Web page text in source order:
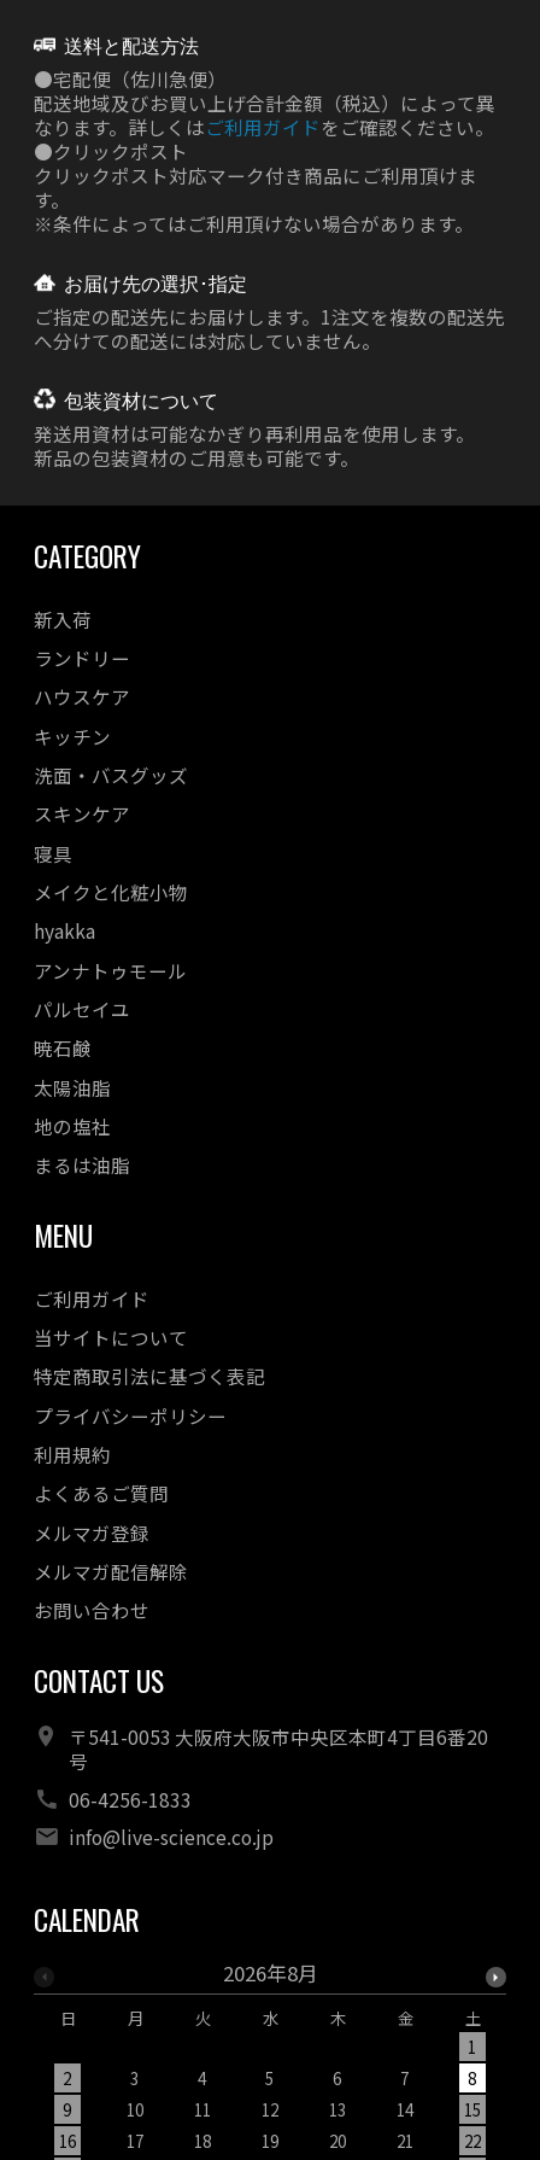
送料と配送方法
●宅配便（佐川急便）
配送地域及びお買い上げ合計金額（税込）によって異
なります。詳しくはご利用ガイド をご確認ください。
●クリックポスト
クリックポスト対応マーク付き商品にご利用頂けま
す。
※条件によってはご利用頂けない場合があります。
お届け先の選択･指定
ご指定の配送先にお届けします。1注文を複数の配送先
へ分けての配送には対応していません。
包装資材について
発送用資材は可能なかぎり再利用品を使用します。
新品の包装資材のご用意も可能です。
CATEGORY
新入荷
ランドリー
ハウスケア
キッチン
洗面・バスグッズ
スキンケア
寝具
メイクと化粧小物
hyakka
アンナトゥモール
パルセイユ
暁石鹸
太陽油脂
地の塩社
まるは油脂
MENU
ご利用ガイド
当サイトについて
特定商取引法に基づく表記
プライバシーポリシー
利用規約
よくあるご質問
メルマガ登録
メルマガ配信解除
お問い合わせ
CONTACT US
〒541-0053 大阪府大阪市中央区本町4丁目6番20
号
06-4256-1833
info@live-science.co.jp
CALENDAR
2026年8月
日 月 火 水 木 金
土
1
2
3 4 5 6 7
8
9
10 11 12 13 14
15
16
17 18 19 20 21 22